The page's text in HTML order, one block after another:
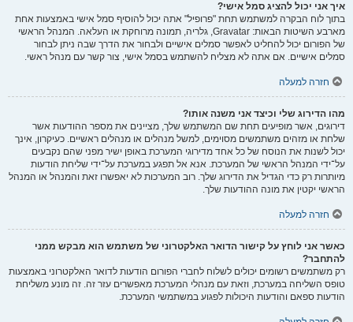
איך אני יכול להציג סמל אישי?
בתוך לוח הבקרה למשתמש תחת "פרופיל" אתה יכול להוסיף סמל אישי באמצעות אחת
מארבע השיטות הבאות: Gravatar, גלריה, תמונה מרוחקת או העלאה. המנהל הראשי
של הפורום יכול להחליט לאפשר סמלים אישיים ולבחור את הדרך שבה ניתן לבחור
סמלים אישיים. אם אתה לא מצליח להשתמש בסמל אישי, צור קשר עם מנהל ראשי.
חזרה למעלה
מהו הדירוג שלי וכיצד אני משנה אותו?
דירוגים, אשר מופיעים תחת שם המשתמש שלך, מציינים את מספר ההודעות אשר
שלחת או מזהים משתמשים מסוימים, למשל מנהלים או מנהלים ראשיים. כעיקרון, אינך
יכול לשנות את הנוסח של כל אחד מדירוגי המערכת באופן ישיר מפני שהם נקבעים
על־ידי המנהל הראשי של המערכת. אנא אל תפגע במערכת על־ידי שליחת הודעות
מיותרות רק כדי הגדיל את הדירוג שלך. רוב המערכות לא יאפשרו זאת והמנהל או המנהל
הראשי יקטין את מונה ההודעות שלך.
חזרה למעלה
כאשר אני לוחץ על קישור הדואר האלקטרוני של משתמש הוא מבקש ממני
להתחבר?
רק משתמשים רשומים יכולים לשלוח לחברי הפורום הודעות לדואר האלקטרוני באמצעות
טופס השליחה במערכת, וזאת עם מנהלי המערכת מאפשרים עזר זה. זה מונע משליחת
הודעות ספאם והודעות היכולות לפגוע במשתמשי המערכת.